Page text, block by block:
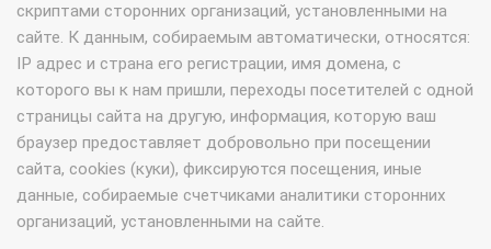
скриптами сторонних организаций, установленными на
сайте. К данным, собираемым автоматически, относятся:
IP адрес и страна его регистрации, имя домена, с
которого вы к нам пришли, переходы посетителей с одной
страницы сайта на другую, информация, которую ваш
браузер предоставляет добровольно при посещении
сайта, cookies (куки), фиксируются посещения, иные
данные, собираемые счетчиками аналитики сторонних
организаций, установленными на сайте.